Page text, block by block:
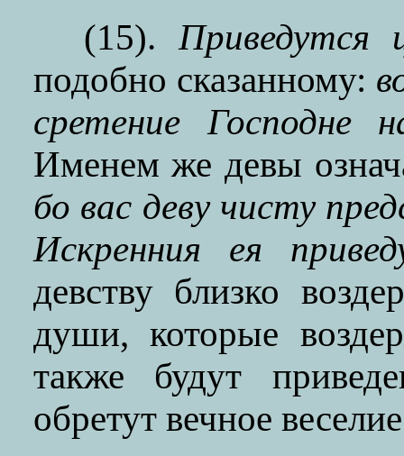
(15). Приведутся
подобно сказанному:
сретение Господне
Именем же девы
бо вас деву чисту
Искренния ея
девству близко
души, которые
также будут
обретут вечное